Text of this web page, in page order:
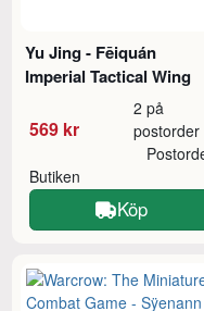
Yu Jing - Fēiquán
Imperial Tactical Wing
569 kr
2 på
postorder
Butiken
Köp